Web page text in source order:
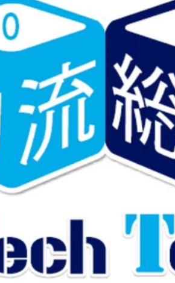
KUNEX®
KUNEX® ABS
Fugenbänder Zubehör
Fugenbleche
Zurück
PENTAFLEX KB®
PENTAFLEX KB®
PENTAFLEX® FBA
PENTAFLEX® ABS
PENTAFLEX® OBS
PENTAFLEX® FTS
PENTAFLEX® Modul
Fugenbleche Zubehör